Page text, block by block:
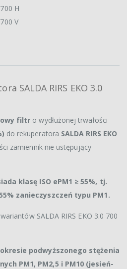
H
V
SALDA RIRS EKO 3.0
filtr o wydłużonej trwałości
do rekuperatora SALDA RIRS EKO
zamiennik nie ustępujący
klasę ISO ePM1 ≥ 55%, tj.
zanieczyszczeń typu PM1.
SALDA RIRS EKO 3.0 700
podwyższonego stężenia
PM1, PM2,5 i PM10 (jesień-